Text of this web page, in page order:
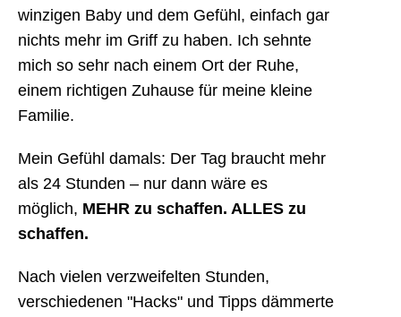
winzigen Baby und dem Gefühl, einfach gar
nichts mehr im Griff zu haben. Ich sehnte
mich so sehr nach einem Ort der Ruhe,
einem richtigen Zuhause für meine kleine
Familie.
Mein Gefühl damals: Der Tag braucht mehr
als 24 Stunden – nur dann wäre es
möglich, MEHR zu schaffen. ALLES zu
schaffen.
Nach vielen verzweifelten Stunden,
verschiedenen "Hacks" und Tipps dämmerte